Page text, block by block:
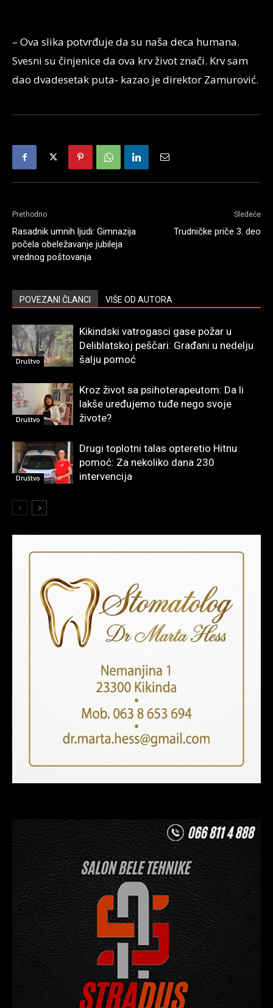
– Ova slika potvrđuje da su naša deca humana.
Svesni su činjenice da ova krv život znači. Krv sam
dao dvadesetak puta- kazao je direktor Zamurović.
Prethodno
Rasadnik umnih ljudi: Gimnazija
počela obeležavanje jubileja
vrednog poštovanja
Sledeće
Trudničke priče 3. deo
POVEZANI ČLANCI VIŠE OD AUTORA
Društvo
Kikindski vatrogasci gase požar u
Deliblatskoj peščari: Građani u nedelju
šalju pomoć
Društvo
Kroz život sa psihoterapeutom: Da li
lakše uređujemo tuđe nego svoje
živote?
Društvo
Drugi toplotni talas opteretio Hitnu
pomoć: Za nekoliko dana 230
intervencija